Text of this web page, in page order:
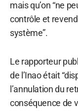
mais qu’on “ne
contrôle et
système”.
Le rapporteur
de l’Inao était
l’annulation du
conséquence de